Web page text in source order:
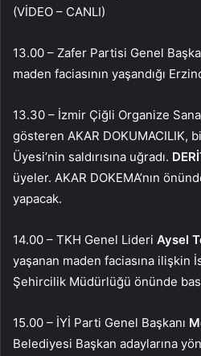
(VİDEO – CANLI)
13.00 – Zafer Partisi Genel
maden faciasının yaşandığı
13.30 – İzmir Çiğli Organize
gösteren AKAR DOKUMACILIK,
Üyesi’nin saldırısına uğradı.
üyeler. AKAR DOKEMA’nın
yapacak.
14.00 – TKH Genel Lideri Aysel
yaşanan maden faciasına ilişkin
Şehircilik Müdürlüğü önünde
15.00 – İYİ Parti Genel Başkanı
Belediyesi Başkan adaylarına